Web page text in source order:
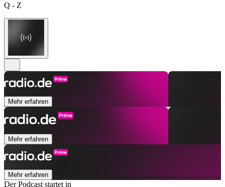
Q - Z
Mehr erfahren
Mehr erfahren
Mehr erfahren
Der Podcast startet in